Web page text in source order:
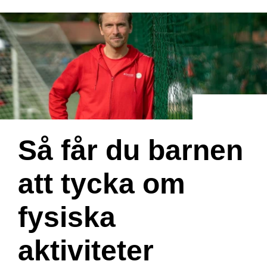
Så får du barnen
att tycka om
fysiska
aktiviteter